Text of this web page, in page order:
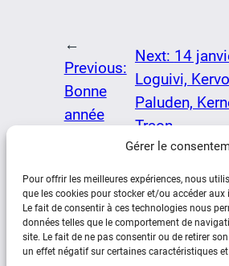
Gérer le
Pour offrir les meilleures expériences, nous
que les cookies pour stocker et/ou accéder
Le fait de consentir à ces technologies nous
données telles que le comportement de
site. Le fait de ne pas consentir ou de retirer
un effet négatif sur certaines caractéristiques
←
Previous:
Bonne
année
Next: 14
Loguivi,
Paluden,
Traon →